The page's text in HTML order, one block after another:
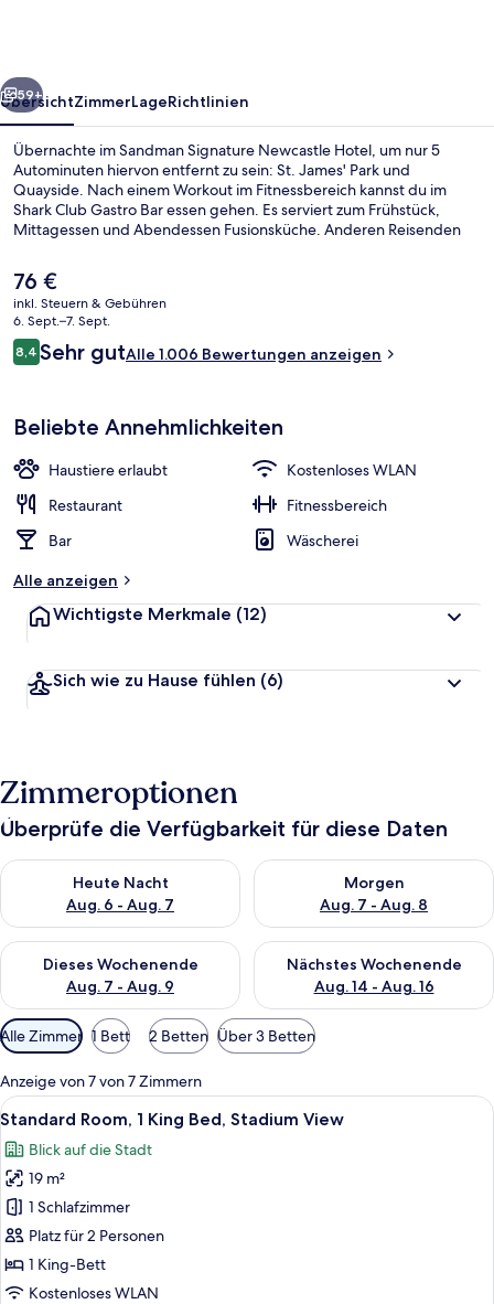
Weiter
59+
ÜbersichtZimmerLageRichtlinien
Übernachte im Sandman Signature Newcastle Hotel, um nur 5
Autominuten hiervon entfernt zu sein: St. James' Park und
Quayside. Nach einem Workout im Fitnessbereich kannst du im
Shark Club Gastro Bar essen gehen. Es serviert zum Frühstück,
Mittagessen und Abendessen Fusionsküche. Anderen Reisenden
Unterkunft ist nur einen kurzen Fußmarsch von den öffentlichen
Verkehrsmitteln entfernt: Bis zur U-Bahn sind es wenige Schritte (U-
Bahn-Station St James) bzw. 8 Minuten (Monument Station).
Der
aktuelle
Preis
beträgt
76 €.
76 €
inkl. Steuern & Gebühren
6. Sept.–7. Sept.
Bewertungen
8,48,4 von 10.
Sehr gutAlle 1.006 Bewertungen anzeigen
Beliebte Annehmlichkeiten
Haustiere erlaubt
Kostenloses WLAN
Restaurant
Fitnessbereich
Bar
Wäscherei
Alle anzeigen
Wichtigste Merkmale (12)
Sich wie zu Hause fühlen (6)
Zimmeroptionen
Überprüfe die Verfügbarkeit für diese Daten
Heute Nacht
Aug. 6 - Aug. 7
Überprüfe die Verfügbarkeit für heute Nacht, Aug. 6 - Aug. 7.
Morgen
Aug. 7 - Aug. 8
Überprüfe die Verfügbarkeit
Dieses Wochenende
Aug. 7 - Aug. 9
Überprüfe die Verfügbarkeit für dieses Wochenende, Aug. 7
Nächstes Wochenende
Aug. 14 - Aug. 16
Überprüfe die Verfügbarkeit
Verfügbare
Filter
für
Zimmer
Alle Zimmer 1 Bett 2 Betten Über 3 Betten
Anzeige von 7 von 7 Zimmern
Alle
Fotos
für
Standard
Room,
1
King
Bed,
Ein modernes Hotelzimmer mit Bett,
9
Standard Room, 1 King Bed, Stadium View
Blick auf die Stadt
19 m²
1 Schlafzimmer
Platz für 2 Personen
1 King-Bett
Kostenloses WLAN